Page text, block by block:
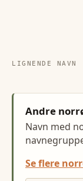
LIGNENDE NAVN
Andre
Navn med
Se flere